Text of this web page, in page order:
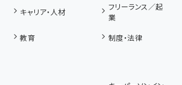
キャリア・人材
フリーランス／起
業
教育 制度・法律